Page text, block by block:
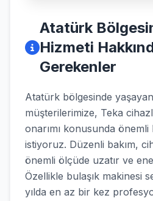
Atatürk
Hizmeti
Gerekenler
Atatürk bölgesinde
müşterilerimize, Teka
onarımı konusunda
istiyoruz. Düzenli bakım,
önemli ölçüde uzatır ve
Özellikle bulaşık makinesi
yılda en az bir kez